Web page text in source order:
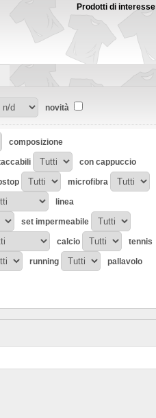
Prodotti di interesse
novità
composizione
con cappuccio
microfibra
linea
set impermeabile
calcio tennis
running pallavolo